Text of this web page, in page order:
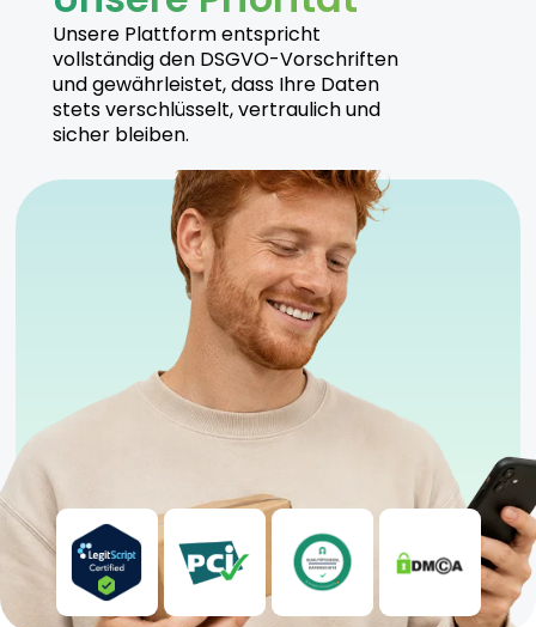
Hersteller
Canify produziert Master Kush unter hohen
Qualitätsstandards und setzt auf nachhaltige
Anbaumethoden. Alle Produkte werden unter
strengen Kontrollen hergestellt.
Sicherheitshinweise
Kühl und trocken lagern
Anwendung unter ärztlicher Aufsicht empfohlen
Geeignet für sowohl erfahrene als auch neue
Anwender
Unsere Plattform entspricht
vollständig den DSGVO-Vorschriften
und gewährleistet, dass Ihre Daten
stets verschlüsselt, vertraulich und
sicher bleiben.